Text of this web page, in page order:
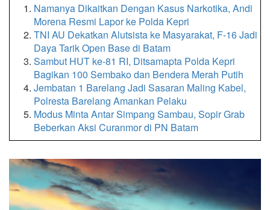
Namanya Dikaitkan Dengan Kasus Narkotika, Andi
Morena Resmi Lapor ke Polda Kepri
TNI AU Dekatkan Alutsista ke Masyarakat, F-16 Jadi
Daya Tarik Open Base di Batam
Sambut HUT ke-81 RI, Ditsamapta Polda Kepri
Bagikan 100 Sembako dan Bendera Merah Putih
Jembatan 1 Barelang Jadi Sasaran Maling Kabel,
Polresta Barelang Amankan Pelaku
Modus Minta Antar Simpang Sambau, Sopir Grab
Beberkan Aksi Curanmor di PN Batam